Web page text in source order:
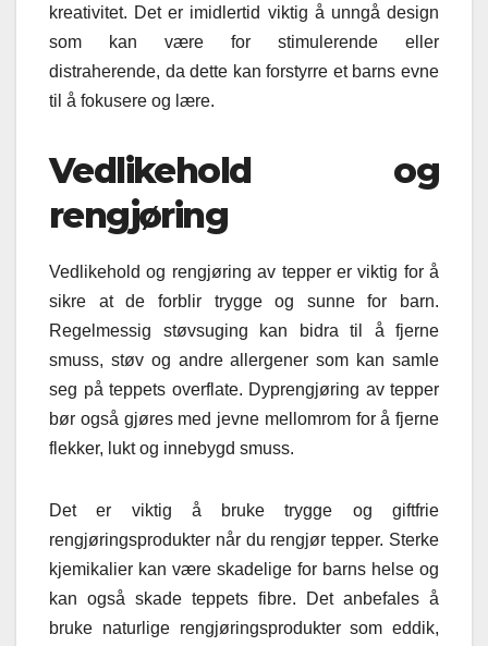
kreativitet. Det er imidlertid viktig å unngå design
som kan være for stimulerende eller
distraherende, da dette kan forstyrre et barns evne
til å fokusere og lære.
Vedlikehold og
rengjøring
Vedlikehold og rengjøring av tepper er viktig for å
sikre at de forblir trygge og sunne for barn.
Regelmessig støvsuging kan bidra til å fjerne
smuss, støv og andre allergener som kan samle
seg på teppets overflate. Dyprengjøring av tepper
bør også gjøres med jevne mellomrom for å fjerne
flekker, lukt og innebygd smuss.
Det er viktig å bruke trygge og giftfrie
rengjøringsprodukter når du rengjør tepper. Sterke
kjemikalier kan være skadelige for barns helse og
kan også skade teppets fibre. Det anbefales å
bruke naturlige rengjøringsprodukter som eddik,